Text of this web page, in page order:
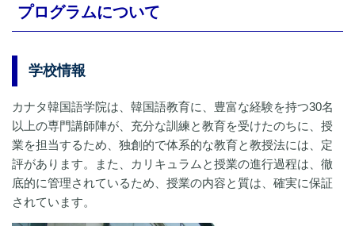
プログラムについて
学校情報
カナタ韓国語学院は、韓国語教育に、豊富な経験を持つ30名
以上の専門講師陣が、充分な訓練と教育を受けたのちに、授
業を担当するため、独創的で体系的な教育と教授法には、定
評があります。また、カリキュラムと授業の進行過程は、徹
底的に管理されているため、授業の内容と質は、確実に保証
されています。